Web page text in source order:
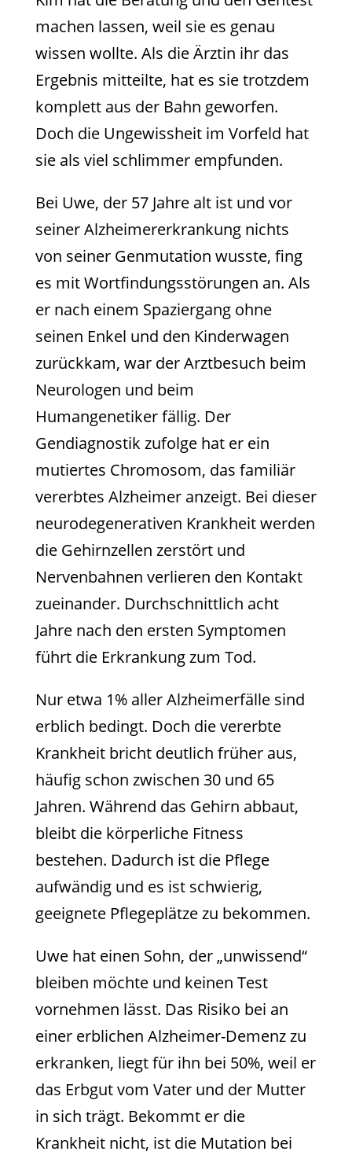
machen lassen, weil sie es genau
wissen wollte. Als die Ärztin ihr das
Ergebnis mitteilte, hat es sie trotzdem
komplett aus der Bahn geworfen.
Doch die Ungewissheit im Vorfeld hat
sie als viel schlimmer empfunden.
Bei Uwe, der 57 Jahre alt ist und vor
seiner Alzheimererkrankung nichts
von seiner Genmutation wusste, fing
es mit Wortfindungsstörungen an. Als
er nach einem Spaziergang ohne
seinen Enkel und den Kinderwagen
zurückkam, war der Arztbesuch beim
Neurologen und beim
Humangenetiker fällig. Der
Gendiagnostik zufolge hat er ein
mutiertes Chromosom, das familiär
vererbtes Alzheimer anzeigt. Bei dieser
neurodegenerativen Krankheit werden
die Gehirnzellen zerstört und
Nervenbahnen verlieren den Kontakt
zueinander. Durchschnittlich acht
Jahre nach den ersten Symptomen
führt die Erkrankung zum Tod.
Nur etwa 1% aller Alzheimerfälle sind
erblich bedingt. Doch die vererbte
Krankheit bricht deutlich früher aus,
häufig schon zwischen 30 und 65
Jahren. Während das Gehirn abbaut,
bleibt die körperliche Fitness
bestehen. Dadurch ist die Pflege
aufwändig und es ist schwierig,
geeignete Pflegeplätze zu bekommen.
Uwe hat einen Sohn, der „unwissend“
bleiben möchte und keinen Test
vornehmen lässt. Das Risiko bei an
einer erblichen Alzheimer-Demenz zu
erkranken, liegt für ihn bei 50%, weil er
das Erbgut vom Vater und der Mutter
in sich trägt. Bekommt er die
Krankheit nicht, ist die Mutation bei